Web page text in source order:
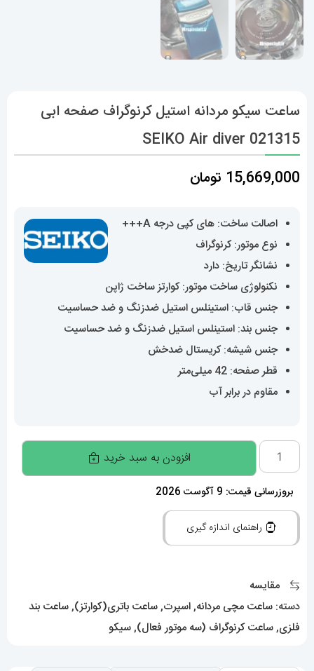
ساعت سیکو مردانه استیل کرنوگراف صفحه ابی
021315 SEIKO Air diver
15,669,000 تومان
اصالت ساخت: های کپی درجه A+++
نوع موتور: کرنوگراف
نشانگر تاریخ: دارد
نکنولوژی ساخت موتور: کوارتز ساخت ژاپن
جنس قاب: استینلس استیل ضدزنگ و ضد حساسیت
جنس بند: استینلس استیل ضدزنگ و ضد حساسیت
جنس شیشه: کریستال ضدخش
قطر صفحه: 42 میلی‌متر
مقاوم در برابر آب
ساعت
سیکو
مردانه
استیل
کرنوگراف
ابی
Air
افزودن به سبد خرید
بروزرسانی قیمت: 9 آگوست 2026
راهنمای اندازه گیری
مقایسه
دسته: ساعت مچی مردانه,اسپرت,ساعت باتری(کوارتز),ساعت بند
فلزی,ساعت کرنوگراف (سه موتور فعال),سیکو